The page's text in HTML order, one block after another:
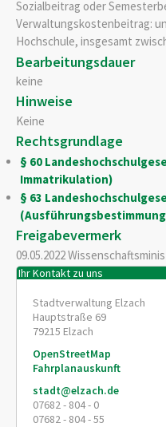
Sozialbeitrag oder
Verwaltungskostenbeitrag:
Hochschule, insgesamt
Bearbeitungsdauer
keine
Hinweise
Keine
Rechtsgrundlage
§ 60
Immatrikulation)
§ 63
Freigabevermerk
09.05.2022
Ihr Kontakt zu uns
Stadtverwaltung Elzach
Hauptstraße 69
79215 Elzach
OpenStreetMap
Fahrplanauskunft
stadt@elzach.de
07682 - 804 - 0
07682 - 804 - 55